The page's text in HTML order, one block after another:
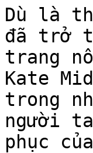
Dù là
đã trở
trang
Kate
trong
người
phục